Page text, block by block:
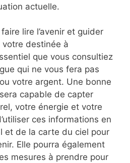
actuelle.
lire l’avenir et guider
destinée à
que vous consultiez
qui ne vous fera pas
votre argent. Une bonne
capable de capter
votre énergie et votre
ces informations en
et de la carte du ciel pour
Elle pourra également
mesures à prendre pour